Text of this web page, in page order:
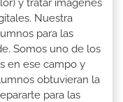
y tratar imágenes
Nuestra
para las
Somos uno de los
en ese campo y
obtuvieran la
para las